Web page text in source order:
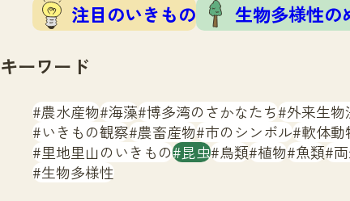
注目のいきもの 生物多様性の
キーワード
農水産物 海藻 博多湾のさかなたち 外来生物
いきもの観察 農畜産物 市のシンボル 軟体動
里地里山のいきもの 昆虫 鳥類 植物 魚類
生物多様性